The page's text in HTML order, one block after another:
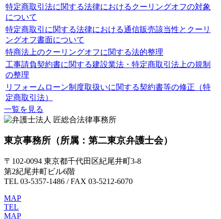
特定商取引法に関する法律におけるクーリングオフの対象
について
特定商取引に関する法律における通信販売該当性とクーリ
ングオフ書面について
特商法上のクーリングオフに関する法的整理
工事請負契約書に関する建設業法・特定商取引法上の規制
の整理
リフォームローン制度取扱いに関する契約書等の修正（特
定商取引法）
一覧を見る
東京事務所 （所属：第二東京弁護士会）
〒102-0094 東京都千代田区紀尾井町3-8
第2紀尾井町ビル6階
TEL 03-5357-1486 / FAX 03-5212-6070
MAP
TEL
MAP